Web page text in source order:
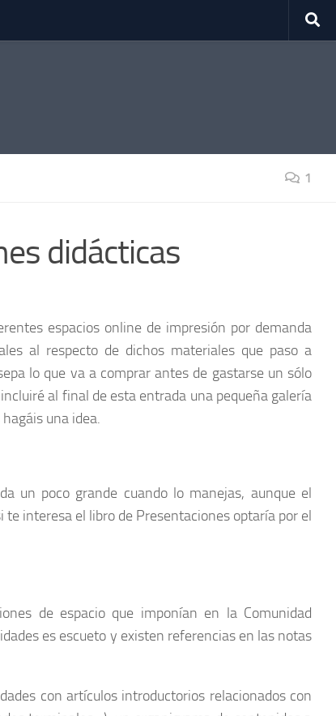
1
didácticas
espacios online de impresión por demanda
al respecto de dichos materiales que paso a
lo que va a comprar antes de gastarse un sólo
al final de esta entrada una pequeña galería
una idea.
un poco grande cuando lo manejas, aunque el
interesa el libro de Presentaciones optaría por el
de espacio que imponían en la Comunidad
es escueto y existen referencias en las notas
con artículos introductorios relacionados con